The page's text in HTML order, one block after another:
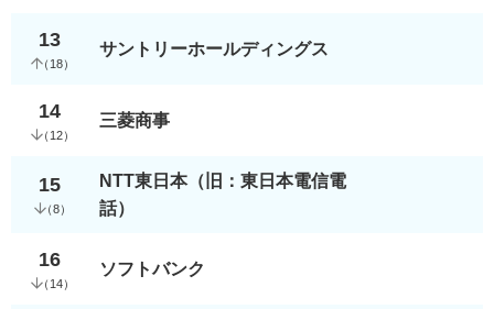
13
（ 18）
サントリーホールディングス
14
（ 12）
三菱商事
15
（8）
NTT東日本（旧：東日本電信電
話）
16
（ 14）
ソフトバンク